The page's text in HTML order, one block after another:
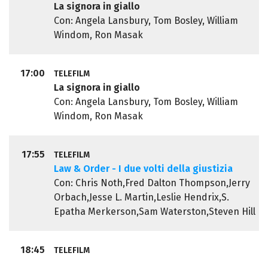
La signora in giallo
Con: Angela Lansbury, Tom Bosley, William
Windom, Ron Masak
17:00 TELEFILM
La signora in giallo
Con: Angela Lansbury, Tom Bosley, William
Windom, Ron Masak
17:55 TELEFILM
Law & Order - I due volti della giustizia
Con: Chris Noth,Fred Dalton Thompson,Jerry
Orbach,Jesse L. Martin,Leslie Hendrix,S.
Epatha Merkerson,Sam Waterston,Steven Hill
18:45 TELEFILM